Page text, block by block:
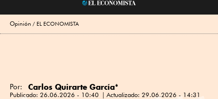
Opinión EL ECONOMISTA
Por: Carlos Quirarte García*
Publicado: 26.06.2026 - 10:40 Actualizado: 29.06.2026 - 14:31